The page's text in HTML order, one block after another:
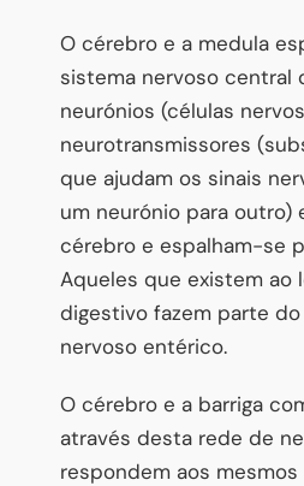
O cérebro e a medula
sistema nervoso central
neurónios (células
neurotransmissores
que ajudam os sinais
um neurónio para outro)
cérebro e espalham-se
Aqueles que existem ao
digestivo fazem parte
nervoso entérico.
O cérebro e a barriga
através desta rede de
respondem aos mesmos